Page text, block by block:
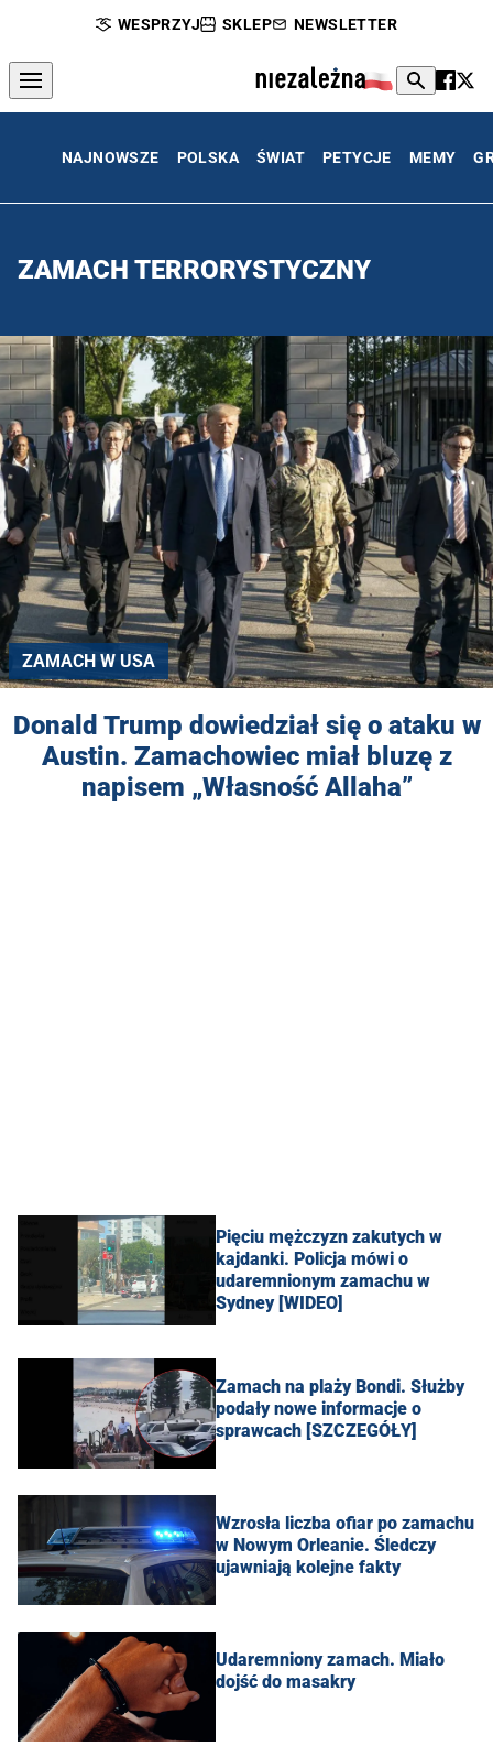
WESPRZYJ SKLEP NEWSLETTER
NAJNOWSZE POLSKA ŚWIAT PETYCJE MEMY
ZAMACH TERRORYSTYCZNY
ZAMACH W USA
Donald Trump dowiedział się o ataku w
Austin. Zamachowiec miał bluzę z
napisem „Własność Allaha”
Pięciu mężczyzn zakutych w
kajdanki. Policja mówi o
udaremnionym zamachu w
Sydney [WIDEO]
Zamach na plaży Bondi. Służby
podały nowe informacje o
sprawcach [SZCZEGÓŁY]
Wzrosła liczba ofiar po zamachu
w Nowym Orleanie. Śledczy
ujawniają kolejne fakty
Udaremniony zamach. Miało
dojść do masakry